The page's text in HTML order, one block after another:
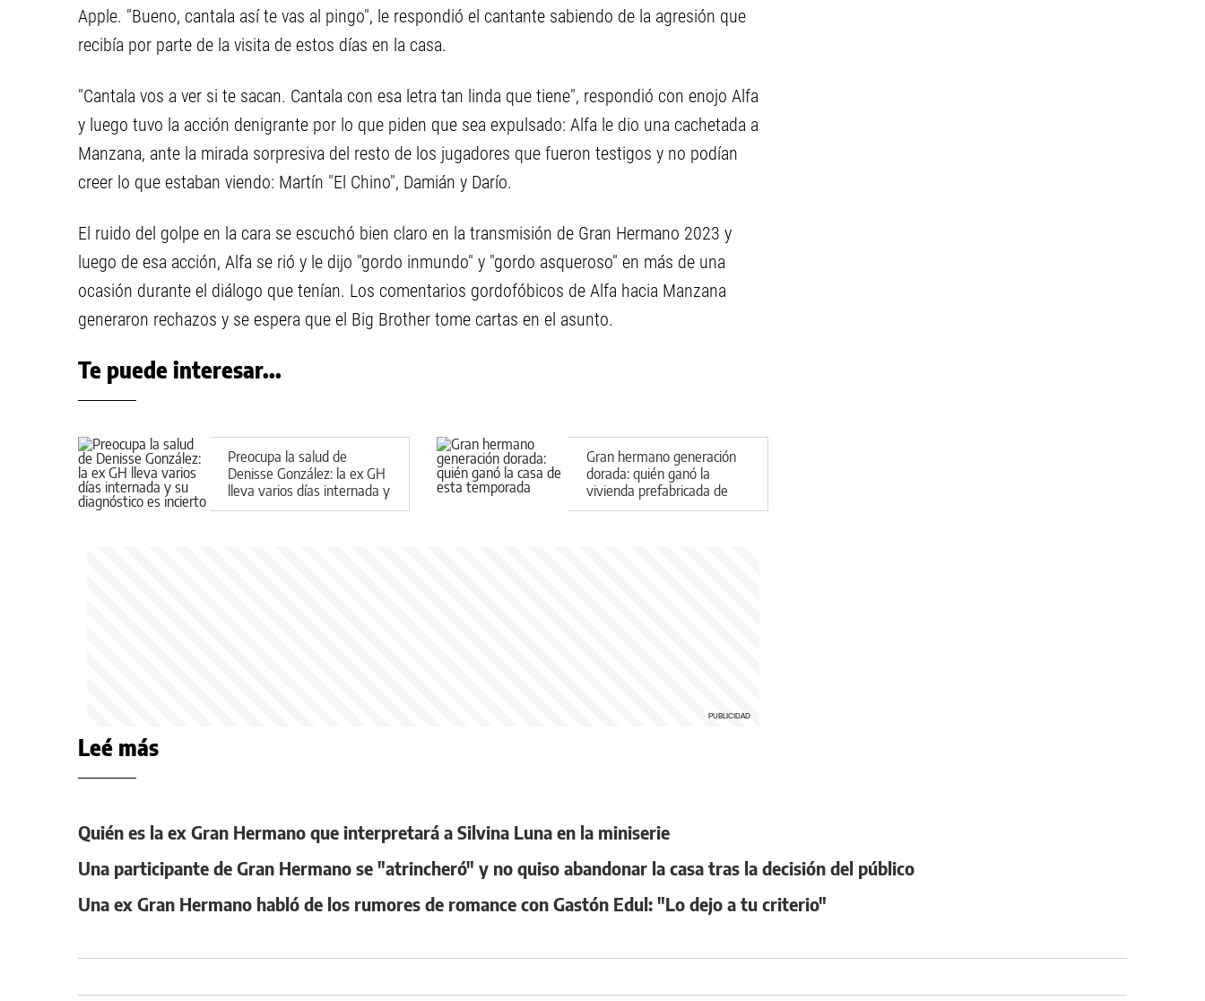
Apple. "Bueno, cantala así te vas al pingo", le respondió el cantante sabiendo de la agresión que
recibía por parte de la visita de estos días en la casa.
"Cantala vos a ver si te sacan. Cantala con esa letra tan linda que tiene", respondió con enojo Alfa
y luego tuvo la acción denigrante por lo que piden que sea expulsado: Alfa le dio una cachetada a
Manzana, ante la mirada sorpresiva del resto de los jugadores que fueron testigos y no podían
creer lo que estaban viendo: Martín "El Chino", Damián y Darío.
El ruido del golpe en la cara se escuchó bien claro en la transmisión de Gran Hermano 2023 y
luego de esa acción, Alfa se rió y le dijo "gordo inmundo" y "gordo asqueroso" en más de una
ocasión durante el diálogo que tenían. Los comentarios gordofóbicos de Alfa hacia Manzana
generaron rechazos y se espera que el Big Brother tome cartas en el asunto.
Te puede interesar...
Preocupa la salud de
Denisse González: la ex GH
lleva varios días internada y
su diagnóstico es incierto
Gran hermano generación
dorada: quién ganó la
vivienda prefabricada de
esta temporada
Leé más
Quién es la ex Gran Hermano que interpretará a Silvina Luna en la miniserie
Una participante de Gran Hermano se "atrincheró" y no quiso abandonar la casa tras la decisión del público
Una ex Gran Hermano habló de los rumores de romance con Gastón Edul: "Lo dejo a tu criterio"